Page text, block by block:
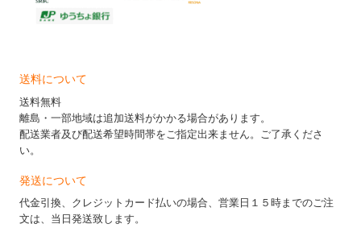
送料について
送料無料
離島・一部地域は追加送料がかかる場合があります。
配送業者及び配送希望時間帯をご指定出来ません。ご了承くださ
い。
発送について
代金引換、クレジットカード払いの場合、営業日１５時までのご注
文は、当日発送致します。